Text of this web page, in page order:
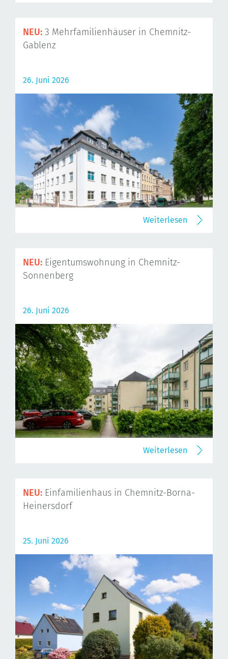
NEU: 3 Mehrfamilienhäuser in Chemnitz-
Gablenz
26. Juni 2026
Weiterlesen
NEU: Eigentumswohnung in Chemnitz-
Sonnenberg
26. Juni 2026
Weiterlesen
NEU: Einfamilienhaus in Chemnitz-Borna-
Heinersdorf
25. Juni 2026